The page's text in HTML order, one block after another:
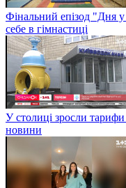
Фінальний епізод "Дня
себе в гімнастиці
У столиці зросли
новини